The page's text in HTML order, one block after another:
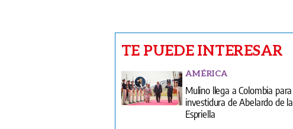
TE PUEDE INTERESAR
AMÉRICA
Mulino llega a Colombia para
investidura de Abelardo de la
Espriella